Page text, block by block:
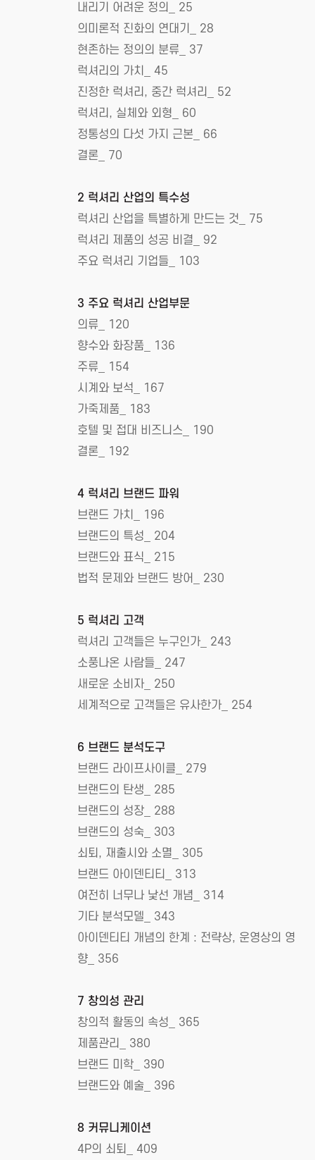
내리기 어려운 정의_ 25
의미론적 진화의 연대기_ 28
현존하는 정의의 분류_ 37
럭셔리의 가치_ 45
진정한 럭셔리, 중간 럭셔리_ 52
럭셔리, 실체와 외형_ 60
정통성의 다섯 가지 근본_ 66
결론_ 70
2 럭셔리 산업의 특수성
럭셔리 산업을 특별하게 만드는 것_ 75
럭셔리 제품의 성공 비결_ 92
주요 럭셔리 기업들_ 103
3 주요 럭셔리 산업부문
의류_ 120
향수와 화장품_ 136
주류_ 154
시계와 보석_ 167
가죽제품_ 183
호텔 및 접대 비즈니스_ 190
결론_ 192
4 럭셔리 브랜드 파워
브랜드 가치_ 196
브랜드의 특성_ 204
브랜드와 표식_ 215
법적 문제와 브랜드 방어_ 230
5 럭셔리 고객
럭셔리 고객들은 누구인가_ 243
소풍나온 사람들_ 247
새로운 소비자_ 250
세계적으로 고객들은 유사한가_ 254
6 브랜드 분석도구
브랜드 라이프사이클_ 279
브랜드의 탄생_ 285
브랜드의 성장_ 288
브랜드의 성숙_ 303
쇠퇴, 재출시와 소멸_ 305
브랜드 아이덴티티_ 313
여전히 너무나 낯선 개념_ 314
기타 분석모델_ 343
아이덴티티 개념의 한계 : 전략상, 운영상의 영
향_ 356
7 창의성 관리
창의적 활동의 속성_ 365
제품관리_ 380
브랜드 미학_ 390
브랜드와 예술_ 396
8 커뮤니케이션
4P의 쇠퇴_ 409